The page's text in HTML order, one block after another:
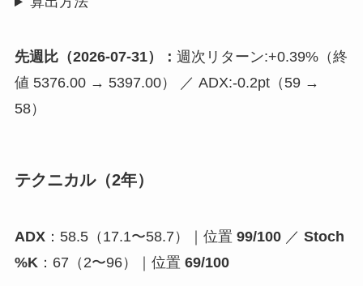
先週比（2026-07-31）： 週次リターン:+0.39%（終
値 5376.00 → 5397.00） ／ ADX:-0.2pt（59 →
58）
テクニカル（2年）
ADX：58.5（17.1〜58.7）｜位置 99/100／ Stoch
%K ：67（2〜96）｜位置 69/100